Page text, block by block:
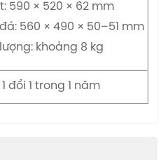
590 × 520 × 62 mm
560 × 490 × 50–51 mm
khoảng 8 kg
đổi 1 trong 1 năm